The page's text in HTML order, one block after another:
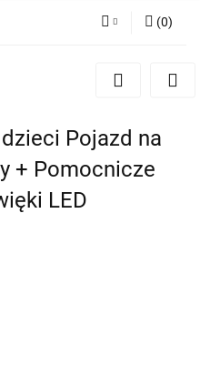
Zaloguj się
(0)
Pojazd na
+ Pomocnicze
LED